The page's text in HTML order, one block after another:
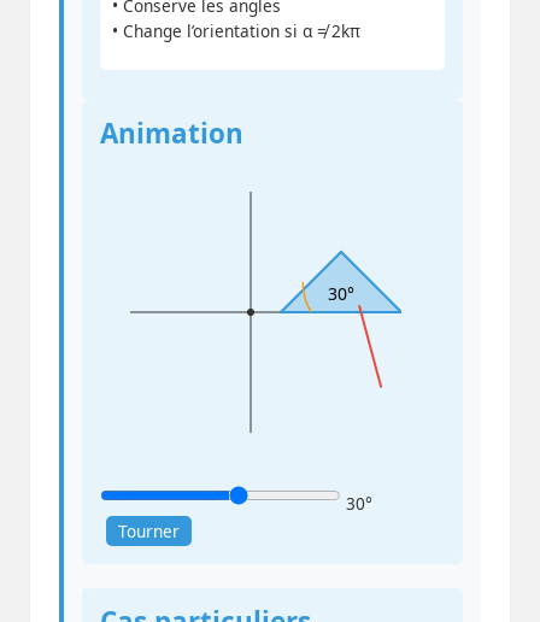
• Conserve les angles
• Change l’orientation si α ≠ 2kπ
Animation
30°
30°
Tourner